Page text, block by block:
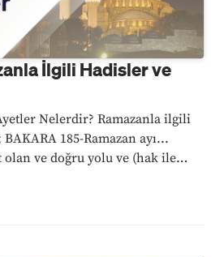
İlgili Hadisler ve
Nelerdir? Ramazanla ilgili
185-Ramazan ayı...
ve doğru yolu ve (hak ile
...